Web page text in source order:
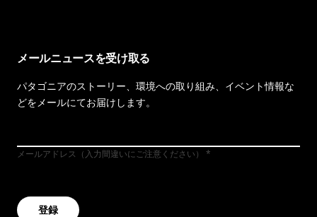
メールニュースを受け取る
パタゴニアのストーリー、環境への取り組み、イベント情報な
どをメールにてお届けします。
メールアドレス（入力間違いにご注意ください）
登録